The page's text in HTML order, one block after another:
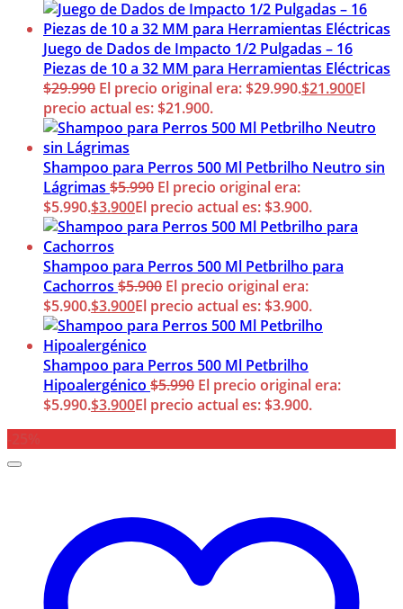
Juego de Dados de Impacto 1/2 Pulgadas – 16
Piezas de 10 a 32 MM para Herramientas Eléctricas
$29.990 El precio original era: $29.990.$21.900El
precio actual es: $21.900.
Shampoo para Perros 500 Ml Petbrilho Neutro sin
Lágrimas $5.990 El precio original era:
$5.990.$3.900El precio actual es: $3.900.
Shampoo para Perros 500 Ml Petbrilho para
Cachorros $5.900 El precio original era:
$5.900.$3.900El precio actual es: $3.900.
Shampoo para Perros 500 Ml Petbrilho
Hipoalergénico $5.990 El precio original era:
$5.990.$3.900El precio actual es: $3.900.